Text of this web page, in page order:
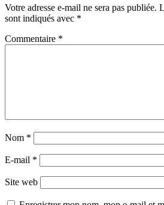
Votre adresse e-mail ne sera pas publiée.
sont indiqués avec *
Commentaire *
Nom *
E-mail *
Site web